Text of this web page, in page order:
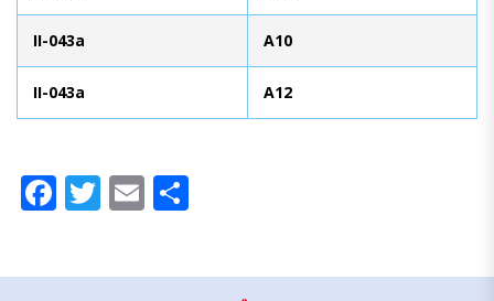
II-043a A10
II-043a A12
Facebook
Twitter
Email